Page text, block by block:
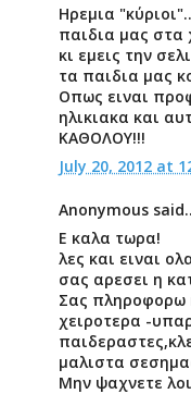
Ηρεμια
παιδια μας στα
κι εμεις την
τα παιδια μας
Οπως ειναι
ηλικιακα και
ΚΑΘΟΛΟΥ!!!
July 20, 2012 at
Anonymous
Ε καλα τωρα!
λες και ειναι
σας αρεσει η
Σας πληροφορω
χειροτερα -
μαλιστα
Μην ψαχνετε